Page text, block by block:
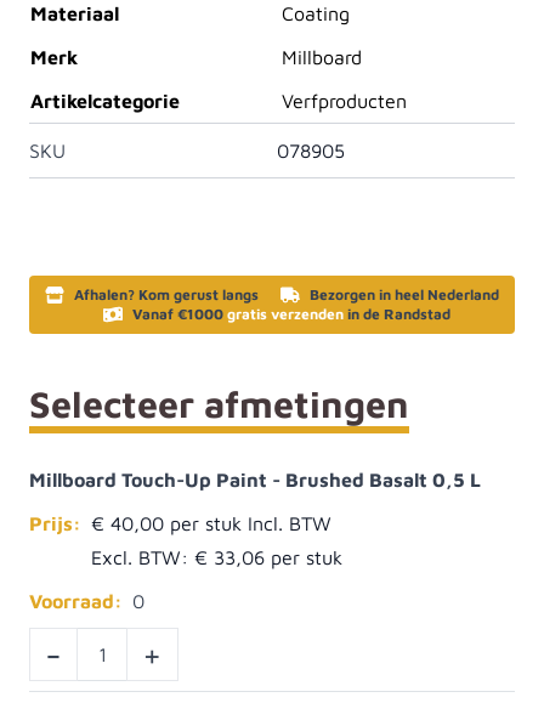
Materiaal
Coating
Merk
Millboard
Artikelcategorie
Verfproducten
SKU 078905
Afhalen? Kom gerust langs
Bezorgen in heel Nederland
Vanaf €1000 gratis verzenden in de Randstad
Selecteer afmetingen
Millboard Touch-Up Paint - Brushed Basalt 0,5 L
Prijs: € 40,00
Excl. BTW: € 33,06
Voorraad:
0
- +